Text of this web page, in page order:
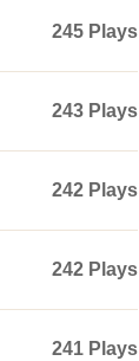
245 Plays
243 Plays
242 Plays
242 Plays
241 Plays